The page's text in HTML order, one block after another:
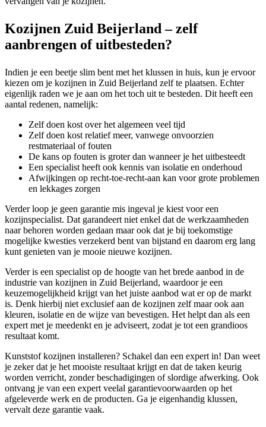
Kozijnen Zuid Beijerland – zelf
aanbrengen of uitbesteden?
Indien je een beetje slim bent met het klussen in huis, kun je ervoor
kiezen om je kozijnen in Zuid Beijerland zelf te plaatsen. Echter
eigenlijk raden we je aan om het toch uit te besteden. Dit heeft een
aantal redenen, namelijk:
Zelf doen kost over het algemeen veel tijd
Zelf doen kost relatief meer, vanwege onvoorzien
restmateriaal of fouten
De kans op fouten is groter dan wanneer je het uitbesteedt
Een specialist heeft ook kennis van isolatie en onderhoud
Afwijkingen op recht-toe-recht-aan kan voor grote problemen
en lekkages zorgen
Verder loop je geen garantie mis ingeval je kiest voor een
kozijnspecialist. Dat garandeert niet enkel dat de werkzaamheden
naar behoren worden gedaan maar ook dat je bij toekomstige
mogelijke kwesties verzekerd bent van bijstand en daarom erg lang
kunt genieten van je mooie nieuwe kozijnen.
Verder is een specialist op de hoogte van het brede aanbod in de
industrie van kozijnen in Zuid Beijerland, waardoor je een
keuzemogelijkheid krijgt van het juiste aanbod wat er op de markt
is. Denk hierbij niet exclusief aan de kozijnen zelf maar ook aan
kleuren, isolatie en de wijze van bevestigen. Het helpt dan als een
expert met je meedenkt en je adviseert, zodat je tot een grandioos
resultaat komt.
Kunststof kozijnen installeren? Schakel dan een expert in! Dan weet
je zeker dat je het mooiste resultaat krijgt en dat de taken keurig
worden verricht, zonder beschadigingen of slordige afwerking. Ook
ontvang je van een expert veelal garantievoorwaarden op het
afgeleverde werk en de producten. Ga je eigenhandig klussen,
vervalt deze garantie vaak.